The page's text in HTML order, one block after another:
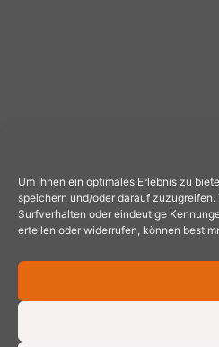
Um Ihnen ein optimales Erlebnis zu
speichern und/oder darauf
Surfverhalten oder eindeutige
erteilen oder widerrufen, können